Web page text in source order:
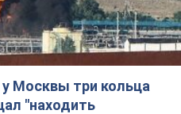
Москвы три кольца
"находить